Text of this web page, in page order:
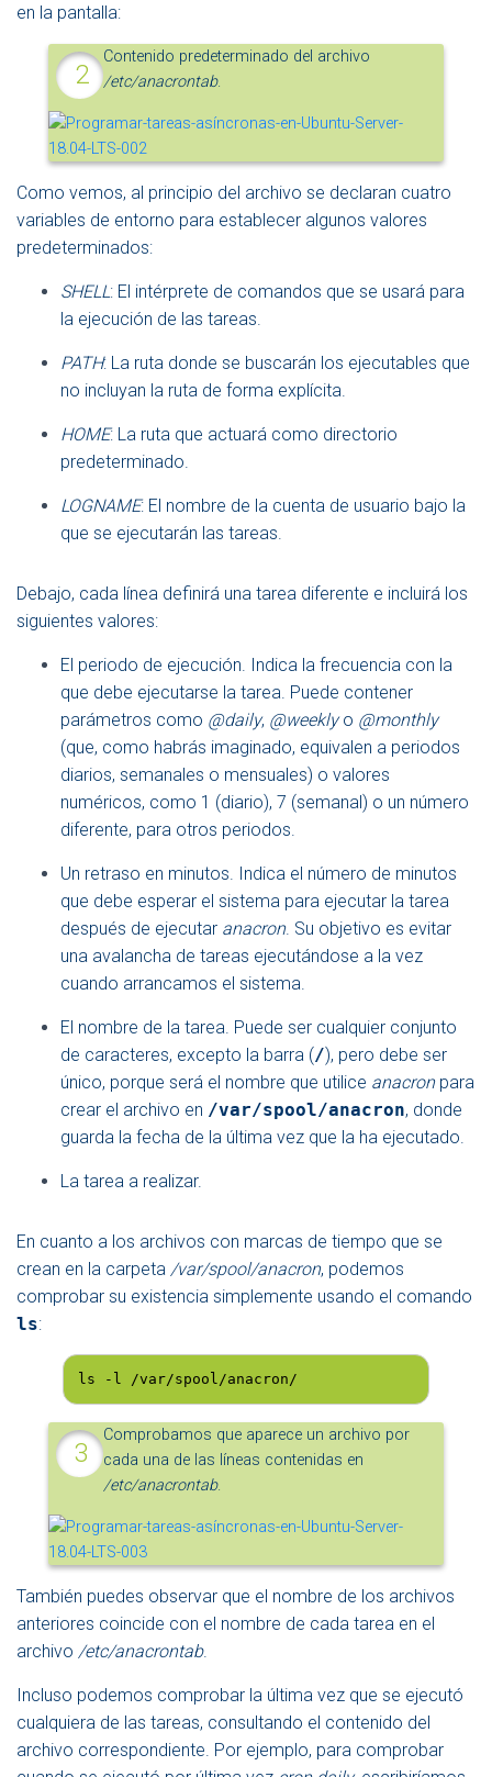
en la pantalla:
Contenido predeterminado del archivo
/etc/anacrontab.
Como vemos, al principio del archivo se declaran cuatro
variables de entorno para establecer algunos valores
predeterminados:
SHELL : El intérprete de comandos que se usará para
la ejecución de las tareas.
PATH: La ruta donde se buscarán los ejecutables que
no incluyan la ruta de forma explícita.
HOME: La ruta que actuará como directorio
predeterminado.
LOGNAME: El nombre de la cuenta de usuario bajo la
que se ejecutarán las tareas.
Debajo, cada línea definirá una tarea diferente e incluirá los
siguientes valores:
El periodo de ejecución. Indica la frecuencia con la
que debe ejecutarse la tarea. Puede contener
parámetros como @daily, @weeklyo @monthly
(que, como habrás imaginado, equivalen a periodos
diarios, semanales o mensuales) o valores
numéricos, como 1 (diario), 7 (semanal) o un número
diferente, para otros periodos.
Un retraso en minutos. Indica el número de minutos
que debe esperar el sistema para ejecutar la tarea
después de ejecutar anacron. Su objetivo es evitar
una avalancha de tareas ejecutándose a la vez
cuando arrancamos el sistema.
El nombre de la tarea. Puede ser cualquier conjunto
de caracteres, excepto la barra (/), pero debe ser
único, porque será el nombre que utilice anacronpara
crear el archivo en /var/spool/anacron, donde
guarda la fecha de la última vez que la ha ejecutado.
La tarea a realizar.
En cuanto a los archivos con marcas de tiempo que se
crean en la carpeta /var/spool/anacron, podemos
comprobar su existencia simplemente usando el comando
ls:
ls -l /var/spool/anacron/
Comprobamos que aparece un archivo por
cada una de las líneas contenidas en
/etc/anacrontab.
También puedes observar que el nombre de los archivos
anteriores coincide con el nombre de cada tarea en el
archivo /etc/anacrontab.
Incluso podemos comprobar la última vez que se ejecutó
cualquiera de las tareas, consultando el contenido del
archivo correspondiente. Por ejemplo, para comprobar